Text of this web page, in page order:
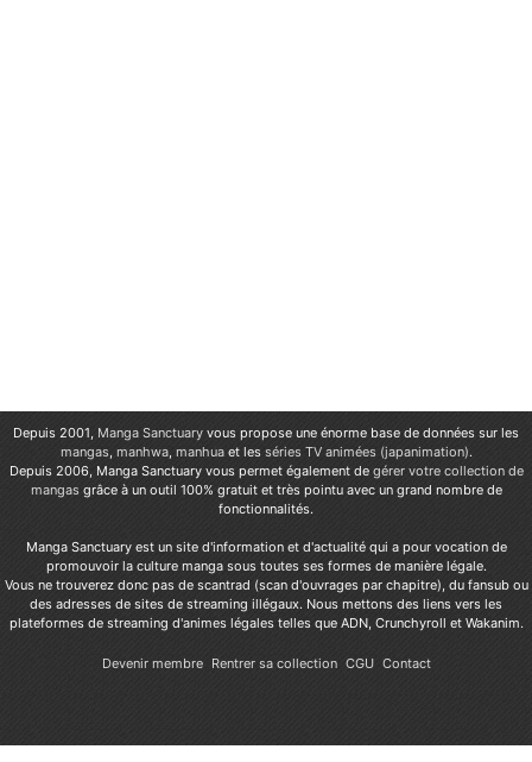
Depuis 2001, Manga Sanctuary vous propose une énorme base de données sur les
mangas, manhwa, manhuaet les séries TV animées (japanimation).
Depuis 2006, Manga Sanctuary vous permet également de gérer votre collection de
mangas grâce à un outil 100% gratuit et très pointu avec un grand nombre de
fonctionnalités.
Manga Sanctuary est un site d'information et d'actualité qui a pour vocation de
promouvoir la culture manga sous toutes ses formes de manière légale.
Vous ne trouverez donc pas de scantrad (scan d'ouvrages par chapitre), du fansub ou
des adresses de sites de streaming illégaux. Nous mettons des liens vers les
plateformes de streaming d'animes légales telles que ADN, Crunchyroll et Wakanim.
Devenir membre Rentrer sa collection CGU Contact